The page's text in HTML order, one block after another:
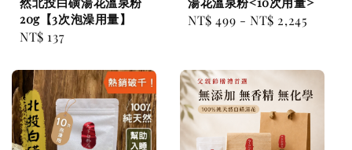
20g【3次泡澡用量】
Regular
NT$ 137
Regular
NT$ 499 -NT$ 2,245